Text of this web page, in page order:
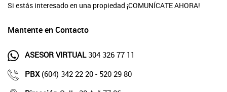
Si estás interesado en una propiedad ¡COMUNÍCATE AHORA!
Mantente en Contacto
ASESOR VIRTUAL304 326 77 11
PBX (604) 342 22 20 - 520 29 80